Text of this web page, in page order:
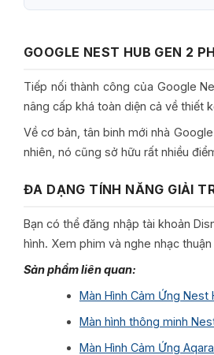
GOOGLE NEST HUB GEN 2
Tiếp nối thành công của Google
nâng cấp khá toàn diện cả về thiết
Về cơ bản, tân binh mới nhà
nhiên, nó cũng sở hữu rất nhiều
ĐA DẠNG TÍNH NĂNG GIẢI
Bạn có thể đăng nhập tài khoản
hình. Xem phim và nghe nhạc
Sản phẩm liên quan:
Màn Hình Cảm Ứng Nest
Màn hình thông minh
Màn Hình Cảm Ứng